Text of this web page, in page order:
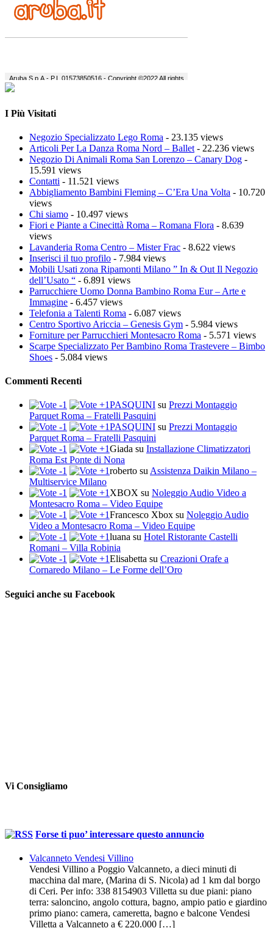
I Più Visitati
Negozio Specializzato Lego Roma - 23.135 views
Articoli Per La Danza Roma Nord – Ballet - 22.236 views
Negozio Di Animali Roma San Lorenzo – Canary Dog -
15.591 views
Contatti - 11.521 views
Abbigliamento Bambini Fleming – C’Era Una Volta - 10.720
views
Chi siamo - 10.497 views
Fiori e Piante a Cinecittà Roma – Romana Flora - 8.639
views
Lavanderia Roma Centro – Mister Frac - 8.622 views
Inserisci il tuo profilo - 7.984 views
Mobili Usati zona Ripamonti Milano ” In & Out Il Negozio
dell’Usato “ - 6.891 views
Parrucchiere Uomo Donna Bambino Roma Eur – Arte e
Immagine - 6.457 views
Telefonia a Talenti Roma - 6.087 views
Centro Sportivo Ariccia – Genesis Gym - 5.984 views
Forniture per Parrucchieri Montesacro Roma - 5.571 views
Scarpe Specializzato Per Bambino Roma Trastevere – Bimbo
Shoes - 5.084 views
Commenti Recenti
PASQUINI su Prezzi Montaggio
Parquet Roma – Fratelli Pasquini
PASQUINI su Prezzi Montaggio
Parquet Roma – Fratelli Pasquini
Giada su Installazione Climatizzatori
Roma Est Ponte di Nona
roberto suAssistenza Daikin Milano –
Multiservice Milano
XBOX su Noleggio Audio Video a
Montesacro Roma – Video Equipe
Francesco Xbox su Noleggio Audio
Video a Montesacro Roma – Video Equipe
luana su Hotel Ristorante Castelli
Romani – Villa Robinia
Elisabetta su Creazioni Orafe a
Cornaredo Milano – Le Forme dell’Oro
Seguici anche su Facebook
Vi Consigliamo
Forse ti puo’ interessare questo annuncio
Valcanneto Vendesi Villino
Vendesi Villino a Poggio Valcanneto, a dieci minuti di
macchina dal mare, (Marina di S. Nicola) ad 1 km dal borgo
di Ceri. Per info: 338 8154903 Villetta su due piani: piano
terra: saloncino, angolo cottura, bagno, ampio patio e giardino
primo piano: camera, cameretta, bagno e balcone Vendesi
Villetta a Valcanneto a € 220.000 […]